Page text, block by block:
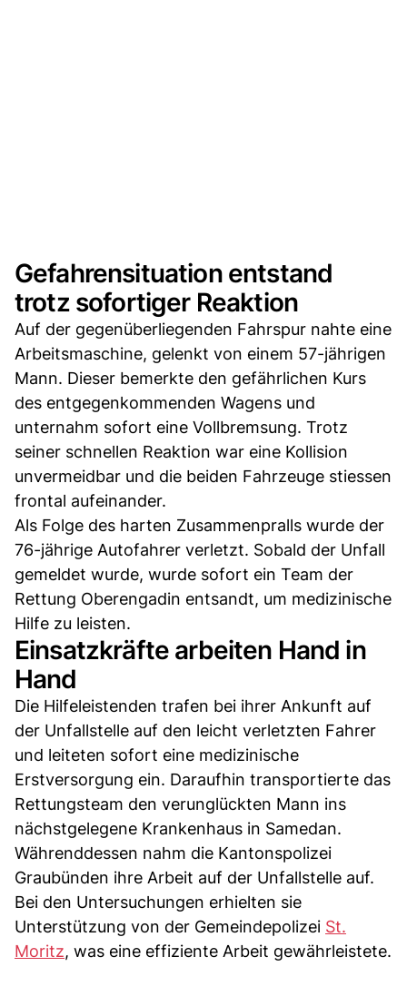
Gefahrensituation entstand
trotz sofortiger Reaktion
Auf der gegenüberliegenden Fahrspur nahte eine
Arbeitsmaschine, gelenkt von einem 57-jährigen
Mann. Dieser bemerkte den gefährlichen Kurs
des entgegenkommenden Wagens und
unternahm sofort eine Vollbremsung. Trotz
seiner schnellen Reaktion war eine Kollision
unvermeidbar und die beiden Fahrzeuge stiessen
frontal aufeinander.
Als Folge des harten Zusammenpralls wurde der
76-jährige Autofahrer verletzt. Sobald der Unfall
gemeldet wurde, wurde sofort ein Team der
Rettung Oberengadin entsandt, um medizinische
Hilfe zu leisten.
Einsatzkräfte arbeiten Hand in
Hand
Die Hilfeleistenden trafen bei ihrer Ankunft auf
der Unfallstelle auf den leicht verletzten Fahrer
und leiteten sofort eine medizinische
Erstversorgung ein. Daraufhin transportierte das
Rettungsteam den verunglückten Mann ins
nächstgelegene Krankenhaus in Samedan.
Währenddessen nahm die Kantonspolizei
Graubünden ihre Arbeit auf der Unfallstelle auf.
Bei den Untersuchungen erhielten sie
Unterstützung von der Gemeindepolizei St.
Moritz, was eine effiziente Arbeit gewährleistete.